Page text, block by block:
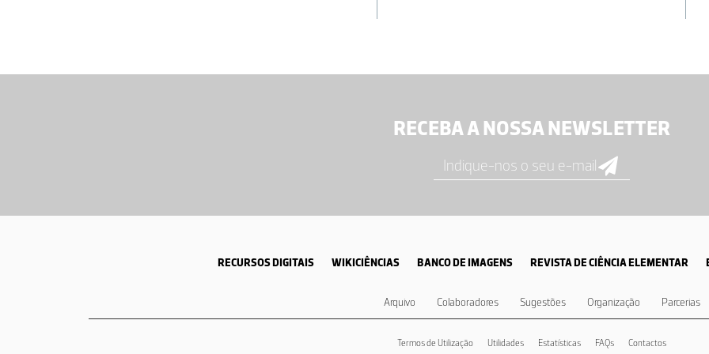
RECEBA A NOSSA NEWSLETTER
RECURSOS DIGITAIS WIKICIÊNCIAS BANCO DE IMAGENS REVISTA DE CIÊNCIA ELEMENTAR
Arquivo Colaboradores Sugestões Organização Parcerias
Termos de Utilização Utilidades Estatísticas FAQs Contactos